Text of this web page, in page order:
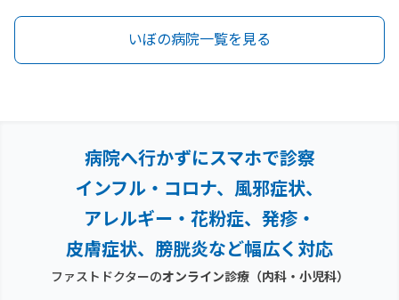
いぼの病院一覧を見る
病院へ行かずにスマホで診察
インフル・コロナ、風邪症状、
アレルギー・花粉症、 発疹・
皮膚症状、膀胱炎など幅広く対応
ファストドクターのオンライン診療（内科・小児科）